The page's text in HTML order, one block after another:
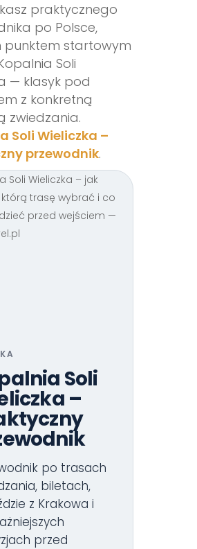
praktycznego
po Polsce,
startowym
Soli
— klasyk pod
z konkretną
zwiedzania.
Soli Wieliczka –
przewodnik.
Soli
–
po trasach
biletach,
z Krakowa i
przed